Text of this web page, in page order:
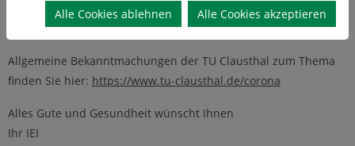
deswegen vorübergehend abgesagt. Weitere Informationen
Allgemeine Bekanntmachungen der TU Clausthal zum Thema
finden Sie hier: https://www.tu-clausthal.de/corona
Alles Gute und Gesundheit wünscht Ihnen
Ihr IEI
Alle Cookies ablehnen Alle Cookies akzeptieren